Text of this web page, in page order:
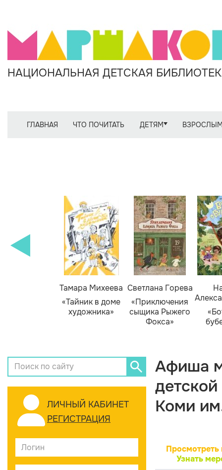
НАЦИОНАЛЬНАЯ ДЕТСКАЯ
ГЛАВНАЯ ЧТО ПОЧИТАТЬ ДЕТЯМ
Тамара Михеева
«Тайник в доме
художника»
Светлана Горева
«Приключения
сыщика Рыжего
Фокса»
ЛИЧНЫЙ КАБИНЕТ
РЕГИСТРАЦИЯ
Афиша
Коми
Просмотреть
Узнать